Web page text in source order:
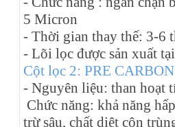
5 Micron
- Thời gian thay thế: 3-6
- Lõi lọc được sản xuất
Cột lọc 2: PRE CARBON
- Nguyên liệu: than hoạt
Chức năng: khả năng
trừ sâu, chất diệt côn